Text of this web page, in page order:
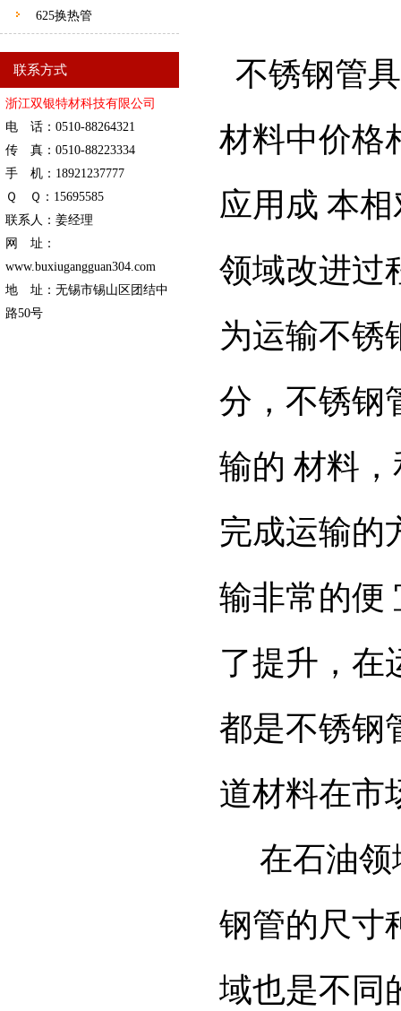
625换热管
联系方式
浙江双银特材科技有限公司
电 话：0510-88264321
传 真：0510-88223334
手 机：18921237777
Ｑ Ｑ：15695585
联系人：姜经理
网 址：
www.buxiugangguan304.com
地 址：无锡市锡山区团结中
路50号
不锈钢管
材料中价格
应用成 本
领域改进过
为运输不锈
分，不锈钢
输的 材料
完成运输的
输非常的便
了提升，在
都是不锈钢
道材料在市
在石油领
钢管的尺寸
域也是不同